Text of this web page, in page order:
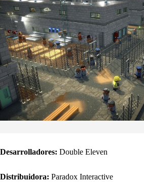
Desarrolladores: Double Eleven
Distribuidora: Paradox Interactive